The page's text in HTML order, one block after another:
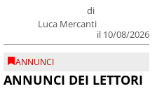
di
Luca Mercanti
il 10/08/2026
ANNUNCI
ANNUNCI DEI LETTORI